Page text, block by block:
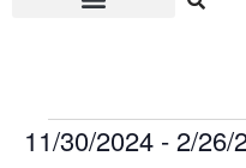
11/30/2024 - 2/26/